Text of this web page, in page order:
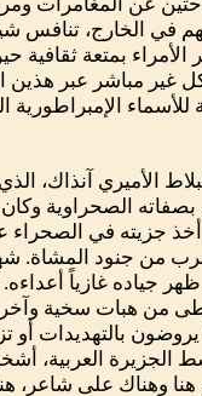
الخارج، تنافس
بمتعة ثقافية
مباشر عبر هذين
الإمبراطورية
الأميري آنذاك،
الصحراوية وكان
جزيته في الصحراء
من جنود المشاة.
جياده غازياً
من هبات سخية
بالتهديدات أو
الجزيرة العربية،
وهناك على شاعرٍ،